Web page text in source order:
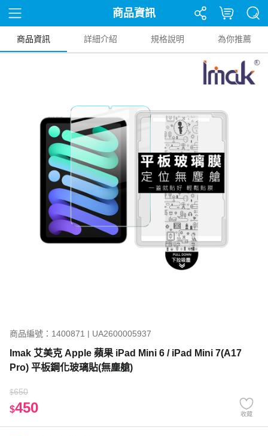
商品資訊
商品資訊 詳細介紹 規格說明 為你推薦
商品編號：1400871 | UA2600005937
Imak 艾美克 Apple 蘋果 iPad Mini 6 / iPad Mini 7(A17
Pro) 平板鋼化玻璃貼(無塵艙)
$650
$450 收藏